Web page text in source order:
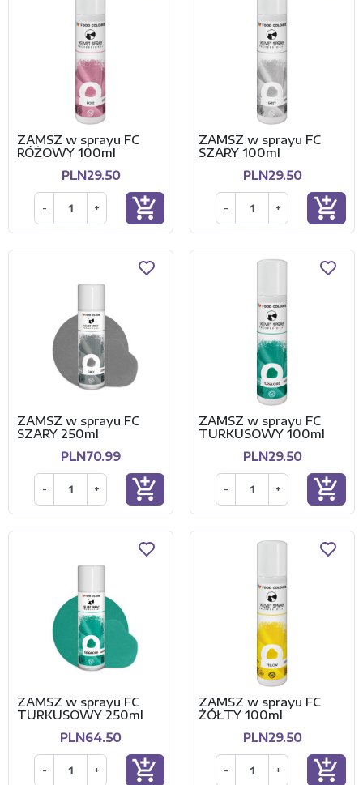
ZAMSZ w sprayu FC
RÓŻOWY 100ml
PLN29.50
- + add_shopping_cart
ZAMSZ w sprayu FC
SZARY 100ml
PLN29.50
- + add_shopping_cart
ZAMSZ w sprayu FC
SZARY 250ml
PLN70.99
- + add_shopping_cart
ZAMSZ w sprayu FC
TURKUSOWY 100ml
PLN29.50
- + add_shopping_cart
ZAMSZ w sprayu FC
TURKUSOWY 250ml
PLN64.50
- + add_shopping_cart
ZAMSZ w sprayu FC
ŻÓŁTY 100ml
PLN29.50
- + add_shopping_cart